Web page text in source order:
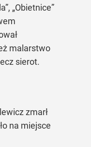
„Obietnice”
malarstwo
sierot.
zmarł
na miejsce